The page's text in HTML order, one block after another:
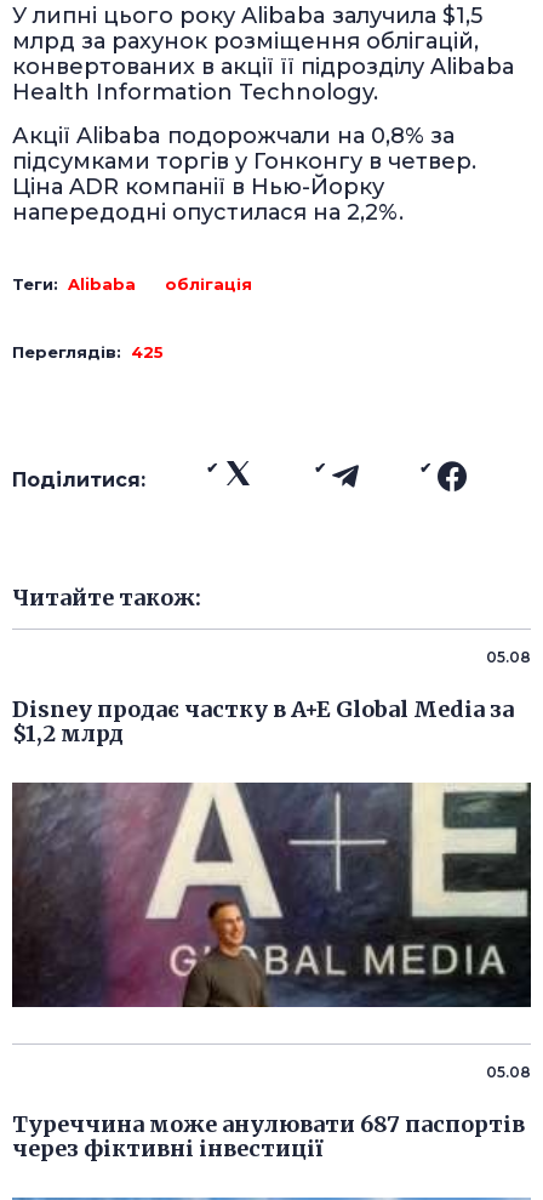
У липні цього року Alibaba залучила $1,5
млрд за рахунок розміщення облігацій,
конвертованих в акції її підрозділу Alibaba
Health Information Technology.
Акції Alibaba подорожчали на 0,8% за
підсумками торгів у Гонконгу в четвер.
Ціна ADR компанії в Нью-Йорку
напередодні опустилася на 2,2%.
Теги: Alibaba облігація
Переглядів: 425
Поділитися:
Читайте також:
05.08
Disney продає частку в A+E Global Media за
$1,2 млрд
05.08
Туреччина може анулювати 687 паспортів
через фіктивні інвестиції